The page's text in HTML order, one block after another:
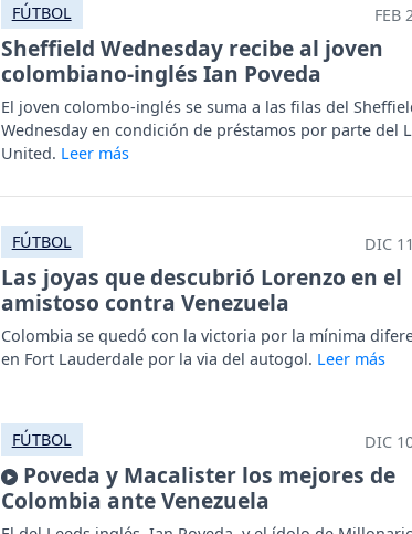
FÚTBOL FEB
Sheffield Wednesday recibe al joven
colombiano-inglés Ian Poveda
El joven colombo-inglés se suma a las filas del
Wednesday en condición de préstamos por parte del
United.
FÚTBOL DIC
Las joyas que descubrió Lorenzo en el
amistoso contra Venezuela
Colombia se quedó con la victoria por la mínima
en Fort Lauderdale por la via del autogol.
FÚTBOL DIC
Poveda y Macalister los mejores de
Colombia ante Venezuela